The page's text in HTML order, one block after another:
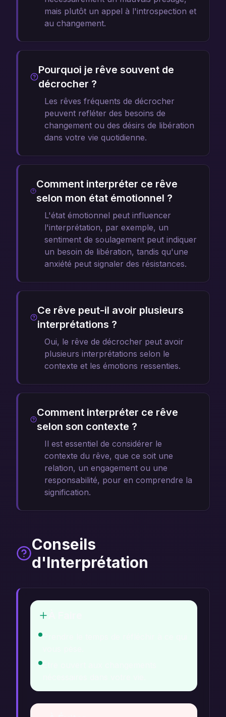
mais plutôt un appel à l'introspection et
au changement.
Pourquoi je rêve souvent de
décrocher ?
Les rêves fréquents de décrocher
peuvent refléter des besoins de
changement ou des désirs de libération
dans votre vie quotidienne.
Comment interpréter ce rêve
selon mon état émotionnel ?
L'état émotionnel peut influencer
l'interprétation, par exemple, un
sentiment de soulagement peut indiquer
un besoin de libération, tandis qu'une
anxiété peut signaler des résistances.
Ce rêve peut-il avoir plusieurs
interprétations ?
Oui, le rêve de décrocher peut avoir
plusieurs interprétations selon le
contexte et les émotions ressenties.
Comment interpréter ce rêve
selon son contexte ?
Il est essentiel de considérer le
contexte du rêve, que ce soit une
relation, un engagement ou une
responsabilité, pour en comprendre la
signification.
Conseils
d'Interprétation